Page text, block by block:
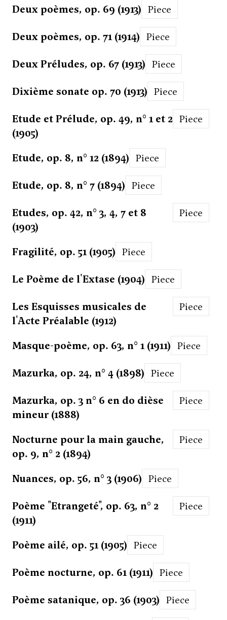
Deux poèmes, op. 69 (1913) Piece
Deux poèmes, op. 71 (1914) Piece
Deux Préludes, op. 67 (1913) Piece
Dixième sonate op. 70 (1913) Piece
Etude et Prélude, op. 49, n° 1 et 2
(1905)
Piece
Etude, op. 8, n° 12 (1894) Piece
Etude, op. 8, n° 7 (1894) Piece
Etudes, op. 42, n° 3, 4, 7 et 8
(1903)
Piece
Fragilité, op. 51 (1905) Piece
Le Poème de l'Extase (1904) Piece
Les Esquisses musicales de
l'Acte Préalable (1912)
Piece
Masque-poème, op. 63, n° 1 (1911) Piece
Mazurka, op. 24, n° 4 (1898) Piece
Mazurka, op. 3 n° 6 en do dièse
mineur (1888)
Piece
Nocturne pour la main gauche,
op. 9, n° 2 (1894)
Piece
Nuances, op. 56, n° 3 (1906) Piece
Poème "Etrangeté", op. 63, n° 2
(1911)
Piece
Poème ailé, op. 51 (1905) Piece
Poème nocturne, op. 61 (1911) Piece
Poème satanique, op. 36 (1903) Piece